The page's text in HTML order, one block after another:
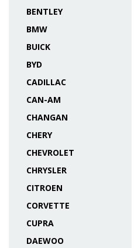
BENTLEY
BMW
BUICK
BYD
CADILLAC
CAN-AM
CHANGAN
CHERY
CHEVROLET
CHRYSLER
CITROEN
CORVETTE
CUPRA
DAEWOO